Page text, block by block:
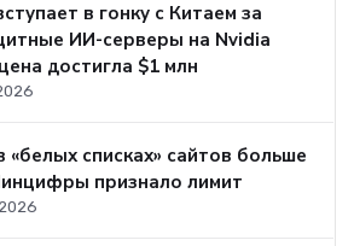
в гонку с Китаем за
ИИ-серверы на Nvidia
достигла $1 млн
«белых списках» сайтов больше
признало лимит